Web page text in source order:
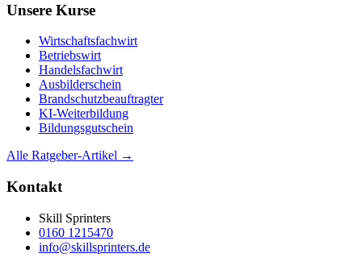
Unsere Kurse
Wirtschaftsfachwirt
Betriebswirt
Handelsfachwirt
Ausbilderschein
Brandschutzbeauftragter
KI-Weiterbildung
Bildungsgutschein
Alle Ratgeber-Artikel →
Kontakt
Skill Sprinters
0160 1215470
info@skillsprinters.de